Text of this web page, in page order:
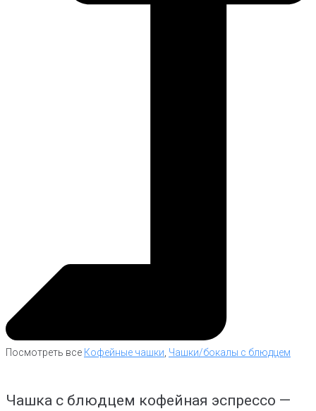
Посмотреть все Кофейные чашки Чашки/бокалы с блюдцем
Чашка с блюдцем кофейная эспрессо —